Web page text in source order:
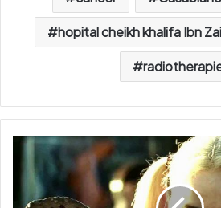
hopital cheikh khalifa Ibn